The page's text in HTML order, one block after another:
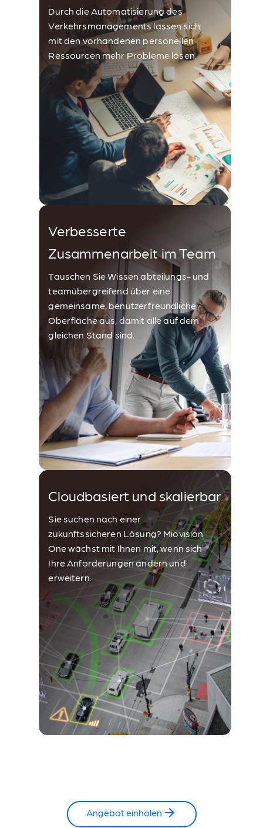
Durch die Automatisierung des
Verkehrsmanagements lassen sich
mit den vorhandenen personellen
Ressourcen mehr Probleme lösen.
Verbesserte
Zusammenarbeit im Team
Tauschen Sie Wissen abteilungs- und
teamübergreifend über eine
gemeinsame, benutzerfreundliche
Oberfläche aus, damit alle auf dem
gleichen Stand sind.
Cloudbasiert und skalierbar
Sie suchen nach einer
zukunftssicheren Lösung? Miovision
One wächst mit Ihnen mit, wenn sich
Ihre Anforderungen ändern und
erweitern.
Angebot einholen